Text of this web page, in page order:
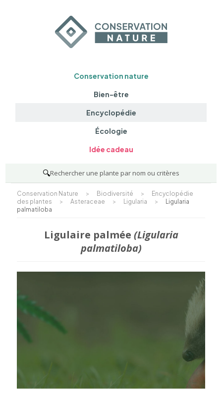
Conservation nature
Bien-être
Encyclopédie
Écologie
Idée cadeau
🔍Rechercher une plante par nom ou critères
Conservation Nature > Biodiversité >
Encyclopédie
des plantes
> Asteraceae > Ligularia >
Ligularia
palmatiloba
Ligulaire palmée (Ligularia
palmatiloba)